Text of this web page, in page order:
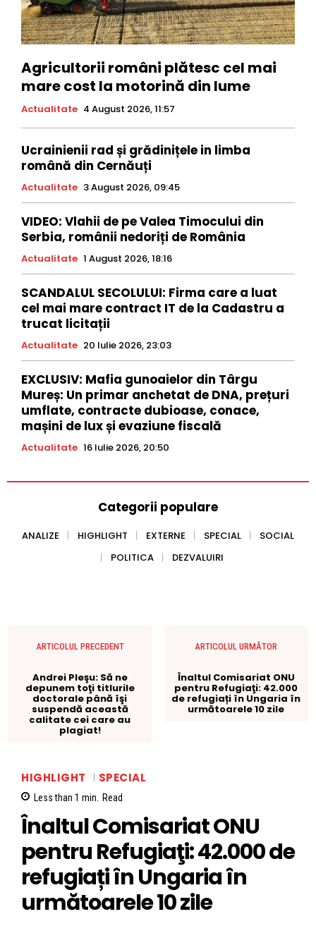
Agricultorii români plătesc cel mai
mare cost la motorină din lume
Actualitate 4 August 2026, 11:57
Ucrainienii rad și grădinițele in limba
română din Cernăuți
Actualitate 3 August 2026, 09:45
VIDEO: Vlahii de pe Valea Timocului din
Serbia, românii nedoriți de România
Actualitate 1 August 2026, 18:16
SCANDALUL SECOLULUI: Firma care a luat
cel mai mare contract IT de la Cadastru a
trucat licitații
Actualitate 20 Iulie 2026, 23:03
EXCLUSIV: Mafia gunoaielor din Târgu
Mureș: Un primar anchetat de DNA, prețuri
umflate, contracte dubioase, conace,
mașini de lux și evaziune fiscală
Actualitate 16 Iulie 2026, 20:50
Categorii populare
ANALIZE HIGHLIGHT EXTERNE SPECIAL
SOCIAL
POLITICA
DEZVALUIRI
ARTICOLUL PRECEDENT
Andrei Pleşu: Să ne
depunem toţi titlurile
doctorale până îşi
suspendă această
calitate cei care au
plagiat!
ARTICOLUL URMĂTOR
Înaltul Comisariat ONU
pentru Refugiaţi: 42.000
de refugiați în Ungaria în
următoarele 10 zile